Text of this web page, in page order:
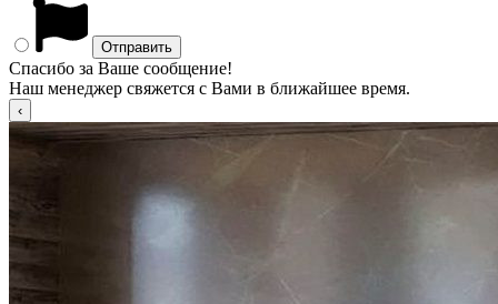
Спасибо за Ваше сообщение!
Наш менеджер свяжется с Вами в ближайшее время.